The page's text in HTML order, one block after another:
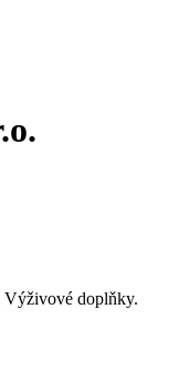
Výživové doplňky.